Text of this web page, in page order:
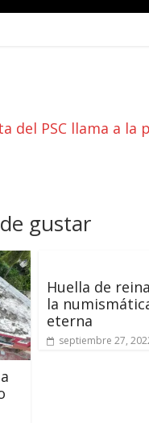
del PSC llama a
gustar
Huella de
la
eterna
septiembre 27,